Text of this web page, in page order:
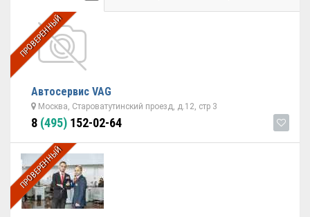
ПРОВЕРЕННЫЙ
Автосервис VAG
Москва, Староватутинский проезд, д.12, стр 3
8 (495) 152-02-64
ПРОВЕРЕННЫЙ